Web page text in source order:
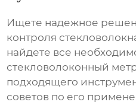
Ищете надежное
контроля
найдете все
стекловолоконный
подходящего
советов по его